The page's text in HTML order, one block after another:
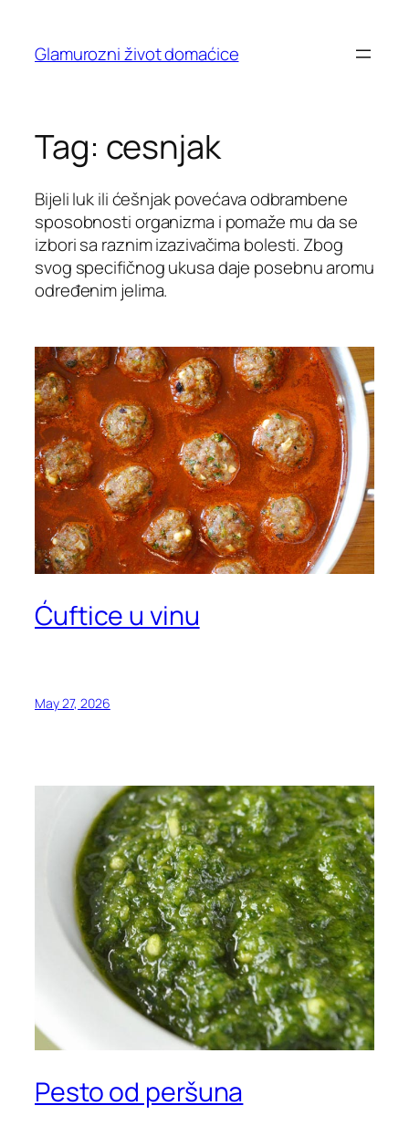
content
Glamurozni život domaćice
Tag: cesnjak
Bijeli luk ili ćešnjak povećava odbrambene
sposobnosti organizma i pomaže mu da se
izbori sa raznim izazivačima bolesti. Zbog
svog specifičnog ukusa daje posebnu aromu
određenim jelima.
Ćuftice u vinu
May 27, 2026
Pesto od peršuna